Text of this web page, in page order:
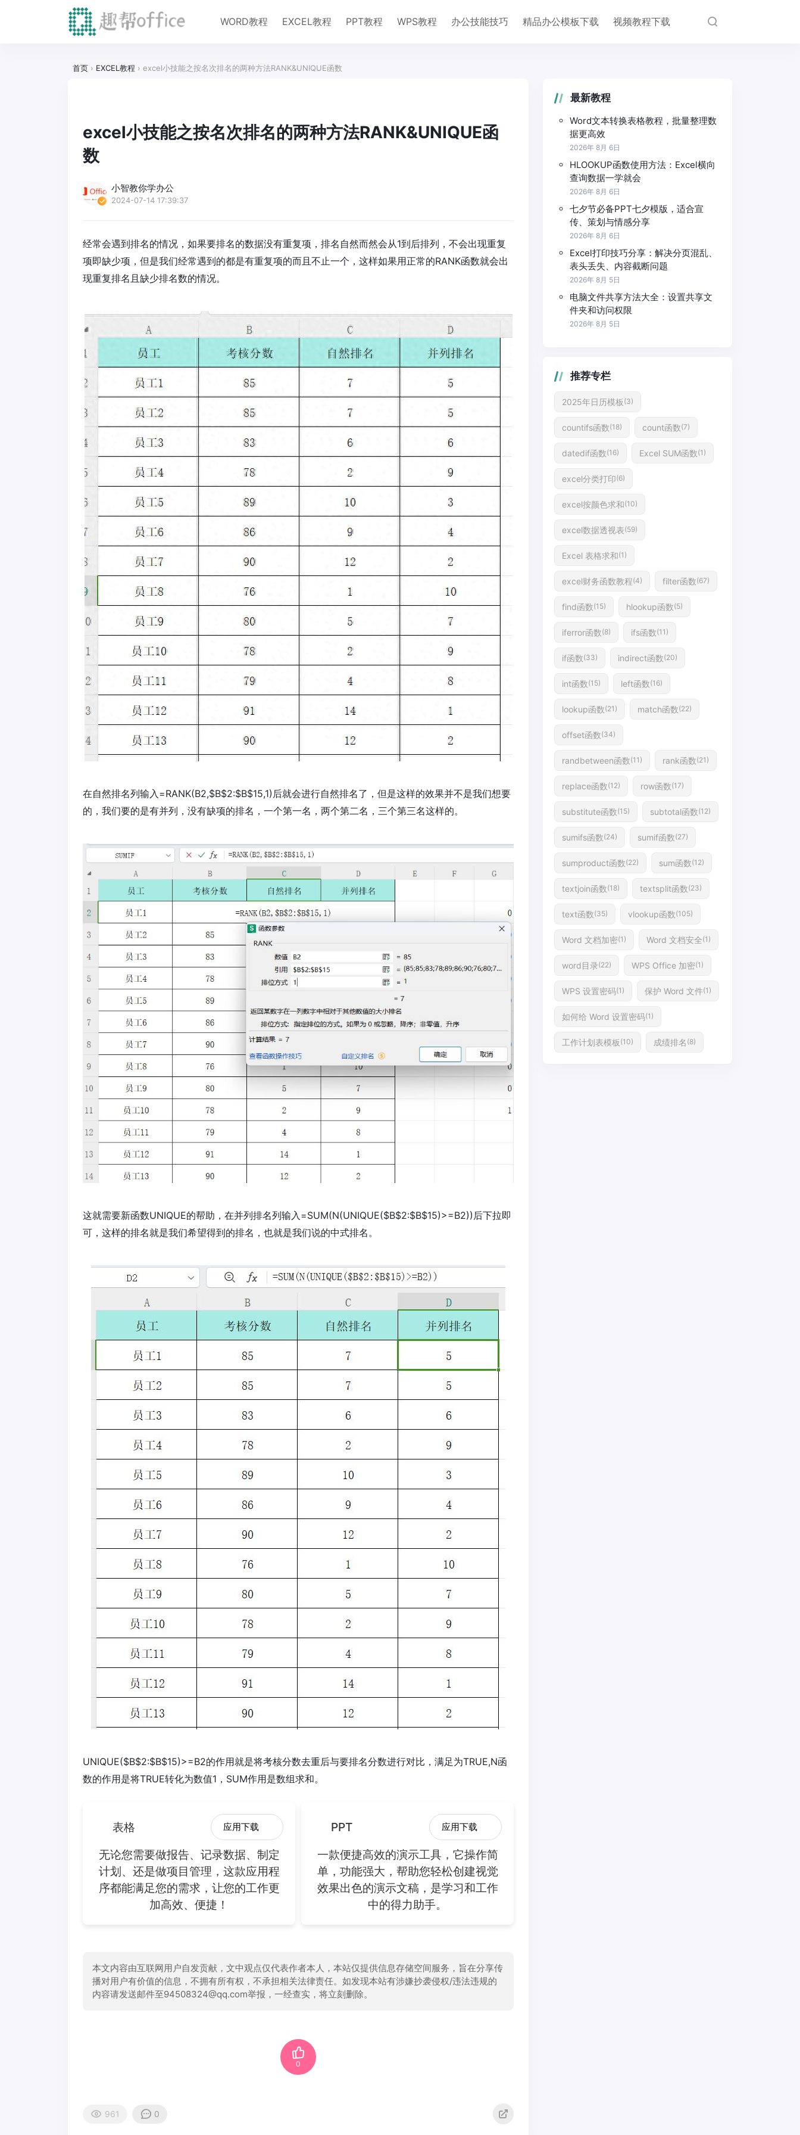
WORD教程 EXCEL教程 PPT教程 WPS教程 办公技能技巧 精品办公模板下载 视频教程下载
首页 › EXCEL教程 › excel小技能之按名次排名的两种方法RANK&UNIQUE函数
excel小技能之按名次排名的两种方法RANK&UNIQUE函
数
小智教你学办公
2024-07-14 17:39:37
经常会遇到排名的情况，如果要排名的数据没有重复项，排名自然而然会从1到后排列，不会出现重复
项即缺少项，但是我们经常遇到的都是有重复项的而且不止一个，这样如果用正常的RANK函数就会出
现重复排名且缺少排名数的情况。
在自然排名列输入=RANK(B2,$B$2:$B$15,1)后就会进行自然排名了，但是这样的效果并不是我们想要
的，我们要的是有并列，没有缺项的排名，一个第一名，两个第二名，三个第三名这样的。
这就需要新函数UNIQUE的帮助，在并列排名列输入=SUM(N(UNIQUE($B$2:$B$15)>=B2))后下拉即
可，这样的排名就是我们希望得到的排名，也就是我们说的中式排名。
UNIQUE($B$2:$B$15)>=B2的作用就是将考核分数去重后与要排名分数进行对比，满足为TRUE,N函
数的作用是将TRUE转化为数值1，SUM作用是数组求和。
表格 应用下载
无论您需要做报告、记录数据、制定
计划、还是做项目管理，这款应用程
序都能满足您的需求，让您的工作更
加高效、便捷！
PPT 应用下载
一款便捷高效的演示工具，它操作简
单，功能强大，帮助您轻松创建视觉
效果出色的演示文稿，是学习和工作
中的得力助手。
本文内容由互联网用户自发贡献，文中观点仅代表作者本人，本站仅提供信息存储空间服务，旨在分享传
播对用户有价值的信息，不拥有所有权，不承担相关法律责任。如发现本站有涉嫌抄袭侵权/违法违规的
内容请发送邮件至94508324@qq.com举报，一经查实，将立刻删除。
0
961 0
最新教程
Word文本转换表格教程，批量整理数
据更高效
2026年 8月 6日
HLOOKUP函数使用方法：Excel横向
查询数据一学就会
2026年 8月 6日
七夕节必备PPT七夕模版，适合宣
传、策划与情感分享
2026年 8月 6日
Excel打印技巧分享：解决分页混乱、
表头丢失、内容截断问题
2026年 8月 5日
电脑文件共享方法大全：设置共享文
件夹和访问权限
2026年 8月 5日
推荐专栏
2025年日历模板 (3)
countifs函数(18) count函数(7)
datedif函数(16) Excel SUM函数(1)
excel分类打印(6)
excel按颜色求和(10)
excel数据透视表(59)
Excel 表格求和(1)
excel财务函数教程(4) filter函数(67)
find函数(15) hlookup函数(5)
iferror函数(8) ifs函数(11)
if函数(33) indirect函数(20)
int函数(15) left函数(16)
lookup函数(21) match函数(22)
offset函数(34)
randbetween函数(11) rank函数(21)
replace函数(12) row函数(17)
substitute函数(15) subtotal函数(12)
sumifs函数(24) sumif函数(27)
sumproduct函数(22) sum函数(12)
textjoin函数(18) textsplit函数(23)
text函数(35) vlookup函数(105)
Word 文档加密(1) Word 文档安全(1)
word目录(22) WPS Office 加密(1)
WPS 设置密码(1) 保护 Word 文件(1)
如何给 Word 设置密码(1)
工作计划表模板 (10) 成绩排名 (8)